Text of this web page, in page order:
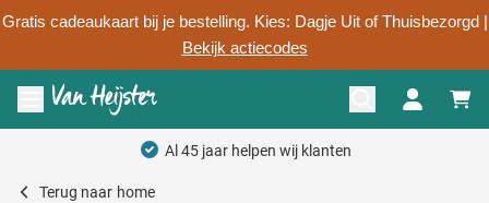
Gratis cadeaukaart bij je bestelling. Kies: Dagje Uit of Thuisbezorgd |
Bekijk actiecodes
Ga naar de inhoud
Menu openen
Al 45 jaar helpen wij klanten
Terug naar home